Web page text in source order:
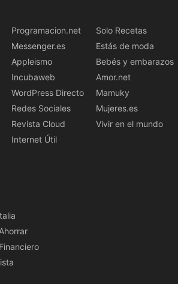
Programacion.net
Messenger.es
Appleismo
Incubaweb
WordPress Directo
Redes Sociales
Revista Cloud
Internet Útil
Solo Recetas
Estás de moda
Bebés y embarazos
Amor.net
Mamuky
Mujeres.es
Vivir en el mundo